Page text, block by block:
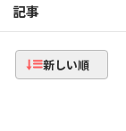
記事
新しい順